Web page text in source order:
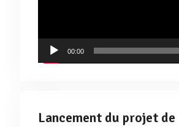
00:00
Lancement du projet de